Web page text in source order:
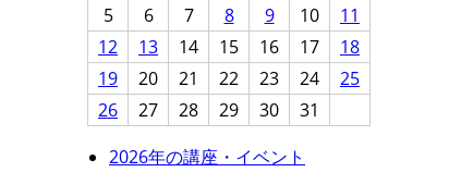
5
6 7 8 9 10
11
12
13 14 15 16 17
18
19
20 21 22 23 24
25
26
27 28 29 30
31
2026年の講座・イベント